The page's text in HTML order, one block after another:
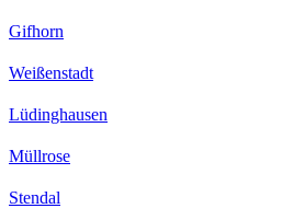
Gifhorn
Weißenstadt
Lüdinghausen
Müllrose
Stendal